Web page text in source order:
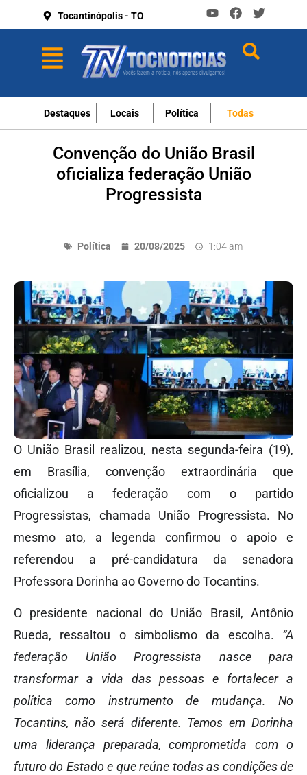
Tocantinópolis - TO
Destaques Locais Política Todas
Convenção do União Brasil
oficializa federação União
Progressista
Política 20/08/2025 1:04 am
O União Brasil realizou, nesta segunda-feira (19),
em Brasília, convenção extraordinária que
oficializou a federação com o partido
Progressistas, chamada União Progressista. No
mesmo ato, a legenda confirmou o apoio e
referendou a pré-candidatura da senadora
Professora Dorinha ao Governo do Tocantins.
O presidente nacional do União Brasil, Antônio
Rueda, ressaltou o simbolismo da escolha. “A
federação União Progressista nasce para
transformar a vida das pessoas e fortalecer a
política como instrumento de mudança. No
Tocantins, não será diferente. Temos em Dorinha
uma liderança preparada, comprometida com o
futuro do Estado e que reúne todas as condições de